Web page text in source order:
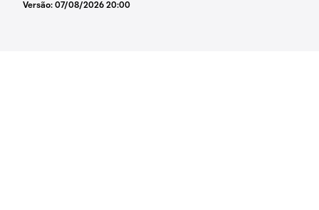
Versão: 07/08/2026 20:00